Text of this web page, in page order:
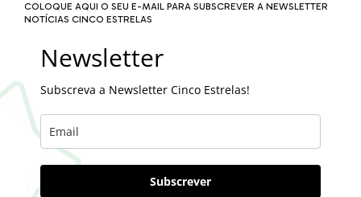
COLOQUE AQUI O SEU E-MAIL PARA SUBSCREVER A NEWSLETTER
NOTÍCIAS CINCO ESTRELAS
Newsletter
Subscreva a Newsletter Cinco Estrelas!
Subscrever